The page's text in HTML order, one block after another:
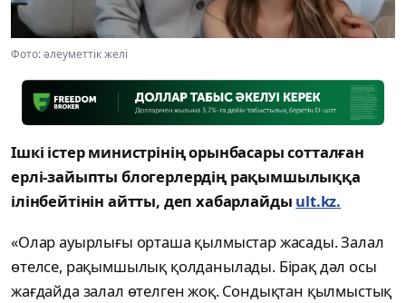
Фото: әлеуметтік желі
Ішкі істер министрінің орынбасары сотталған
ерлі-зайыпты блогерлердің рақымшылыққа
ілінбейтінін айтты, деп хабарлайды ult.kz.
«Олар ауырлығы орташа қылмыстар жасады. Залал
өтелсе, рақымшылық қолданылады. Бірақ дәл осы
жағдайда залал өтелген жоқ. Сондықтан қылмыстық